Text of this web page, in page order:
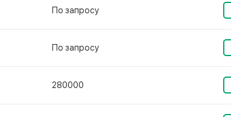
По запросу
По запросу
280000